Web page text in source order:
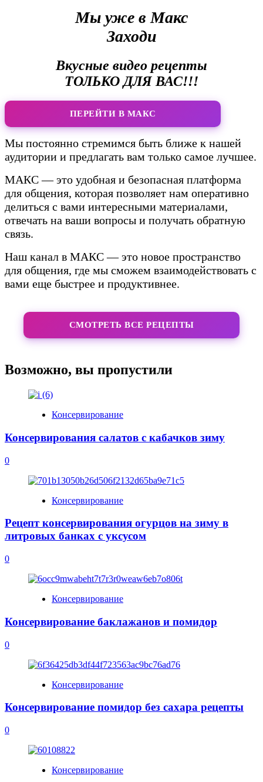
Мы уже в Макс
Заходи
Вкусные видео рецепты
ТОЛЬКО ДЛЯ ВАС!!!
ПЕРЕЙТИ В МАКС
Мы постоянно стремимся быть ближе к нашей
аудитории и предлагать вам только самое лучшее.
МАКС — это удобная и безопасная платформа
для общения, которая позволяет нам оперативно
делиться с вами интересными материалами,
отвечать на ваши вопросы и получать обратную
связь.
Наш канал в МАКС — это новое пространство
для общения, где мы сможем взаимодействовать с
вами еще быстрее и продуктивнее.
СМОТРЕТЬ ВСЕ РЕЦЕПТЫ
Возможно, вы пропустили
Консервирование
Консервирования салатов с кабачков зиму
0
Консервирование
Рецепт консервирования огурцов на зиму в
литровых банках с уксусом
0
Консервирование
Консервирование баклажанов и помидор
0
Консервирование
Консервирование помидор без сахара рецепты
0
Консервирование